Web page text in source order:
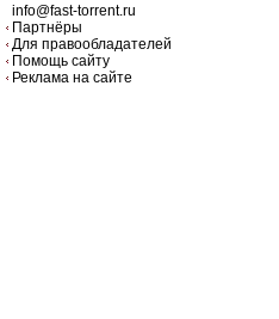
info@fast-torrent.ru
Партнёры
Для правообладателей
Помощь сайту
Реклама на сайте